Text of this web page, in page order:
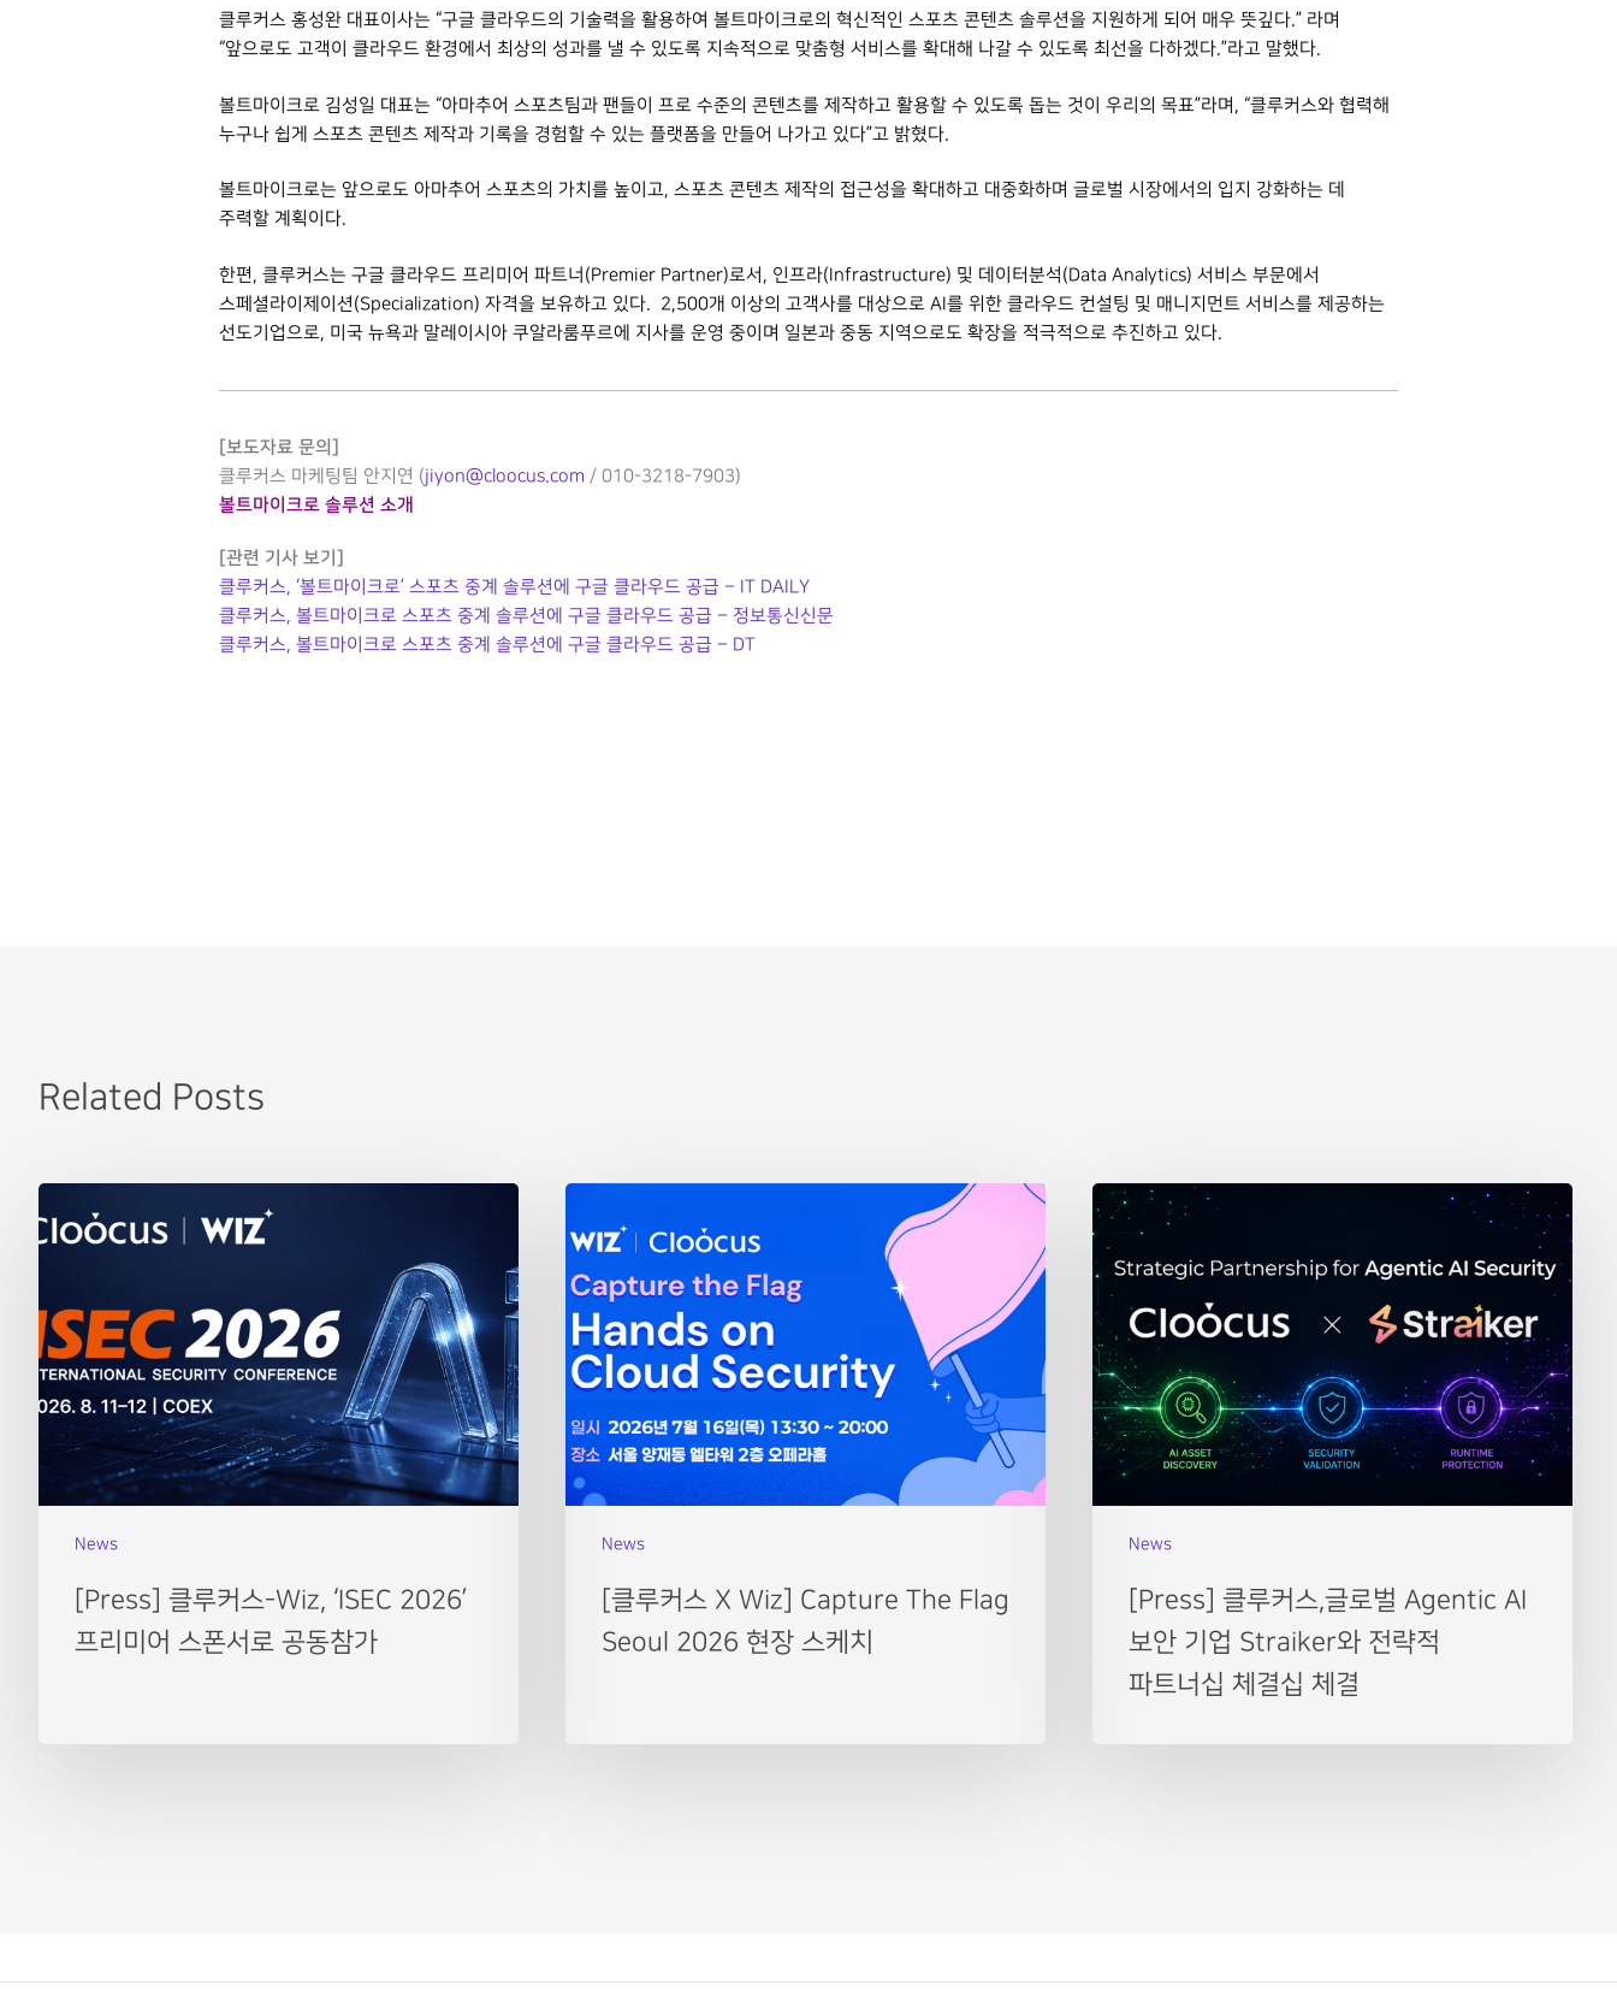
클루커스 홍성완 대표이사는 “구글 클라우드의 기술력을 활용하여 볼트마이크로의 혁신적인 스포츠 콘텐츠 솔루션을 지원하게 되어 매우 뜻깊다.” 라며
“앞으로도 고객이 클라우드 환경에서 최상의 성과를 낼 수 있도록 지속적으로 맞춤형 서비스를 확대해 나갈 수 있도록 최선을 다하겠다.”라고 말했다.
볼트마이크로 김성일 대표는 “아마추어 스포츠팀과 팬들이 프로 수준의 콘텐츠를 제작하고 활용할 수 있도록 돕는 것이 우리의 목표”라며, “클루커스와 협력해
누구나 쉽게 스포츠 콘텐츠 제작과 기록을 경험할 수 있는 플랫폼을 만들어 나가고 있다”고 밝혔다.
볼트마이크로는 앞으로도 아마추어 스포츠의 가치를 높이고, 스포츠 콘텐츠 제작의 접근성을 확대하고 대중화하며 글로벌 시장에서의 입지 강화하는 데
주력할 계획이다.
한편, 클루커스는 구글 클라우드 프리미어 파트너(Premier Partner)로서, 인프라(Infrastructure) 및 데이터분석(Data Analytics) 서비스 부문에서
스페셜라이제이션(Specialization) 자격을 보유하고 있다. 2,500개 이상의 고객사를 대상으로 AI를 위한 클라우드 컨설팅 및 매니지먼트 서비스를 제공하는
선도기업으로, 미국 뉴욕과 말레이시아 쿠알라룸푸르에 지사를 운영 중이며 일본과 중동 지역으로도 확장을 적극적으로 추진하고 있다.
[보도자료 문의]
클루커스 마케팅팀 안지연 (jiyon@cloocus.com / 010-3218-7903)
볼트마이크로 솔루션 소개
[관련 기사 보기]
클루커스, ‘볼트마이크로’ 스포츠 중계 솔루션에 구글 클라우드 공급 – IT DAILY
클루커스, 볼트마이크로 스포츠 중계 솔루션에 구글 클라우드 공급 – 정보통신신문
클루커스, 볼트마이크로 스포츠 중계 솔루션에 구글 클라우드 공급 – DT
Related Posts
News
[Press] 클루커스-Wiz, ‘ISEC 2026’
프리미어 스폰서로 공동참가
News
[클루커스 X Wiz] Capture The Flag
Seoul 2026 현장 스케치
News
[Press] 클루커스,글로벌 Agentic AI
보안 기업 Straiker와 전략적
파트너십 체결십 체결